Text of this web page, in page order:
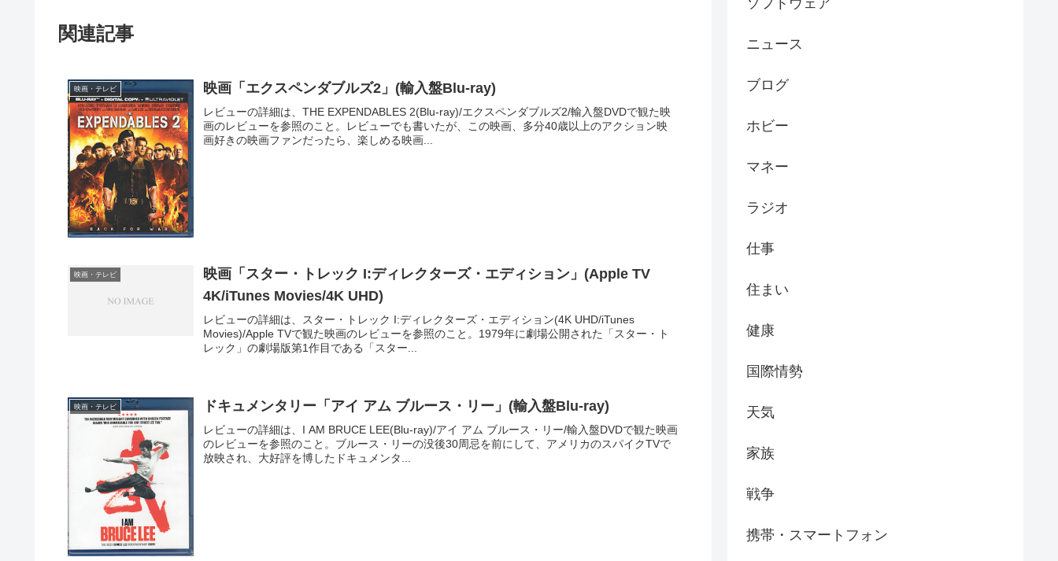
関連記事
映画・テレビ 映画「エクスペンダブルズ2」(輸入盤Blu-ray)
レビューの詳細は、THE EXPENDABLES 2(Blu-ray)/エクスペンダブルズ2/輸入盤DVDで観た映
画のレビューを参照のこと。レビューでも書いたが、この映画、多分40歳以上のアクション映
画好きの映画ファンだったら、楽しめる映画...
映画・テレビ
映画「スター・トレック I:ディレクターズ・エディション」(Apple TV
4K/iTunes Movies/4K UHD)
レビューの詳細は、スター・トレック I:ディレクターズ・エディション(4K UHD/iTunes
Movies)/Apple TVで観た映画のレビューを参照のこと。1979年に劇場公開された「スター・ト
レック」の劇場版第1作目である「スター...
映画・テレビ ドキュメンタリー「アイ アム ブルース・リー」(輸入盤Blu-ray)
レビューの詳細は、I AM BRUCE LEE(Blu-ray)/アイ アム ブルース・リー/輸入盤DVDで観た映画
のレビューを参照のこと。ブルース・リーの没後30周忌を前にして、アメリカのスパイクTVで
放映され、大好評を博したドキュメンタ...
ソフトウェア
ニュース
ブログ
ホビー
マネー
ラジオ
仕事
住まい
健康
国際情勢
天気
家族
戦争
携帯・スマートフォン